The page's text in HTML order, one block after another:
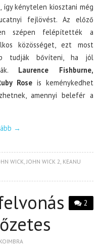
így kénytelen kiosztani még
fejlövést. Az előző
szépen felépítették a
közösséget, ezt most
tudják bővíteni, ha jól
Laurence Fishburne,
Roseis keménykedhet
amennyi belefér a
→
WICK,JOHN WICK 2, KEANU
2
KOIMBRA